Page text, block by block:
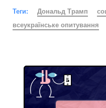
Теги: Дональд Трамп
всеукраїнське опитування